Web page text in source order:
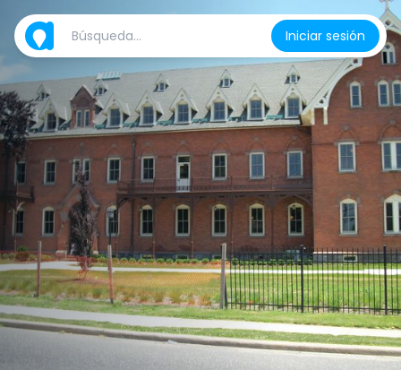
Iniciar sesión